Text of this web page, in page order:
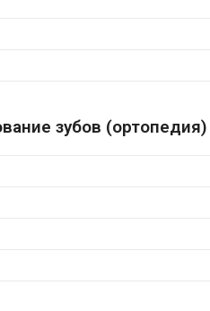
зубов (ортопедия)